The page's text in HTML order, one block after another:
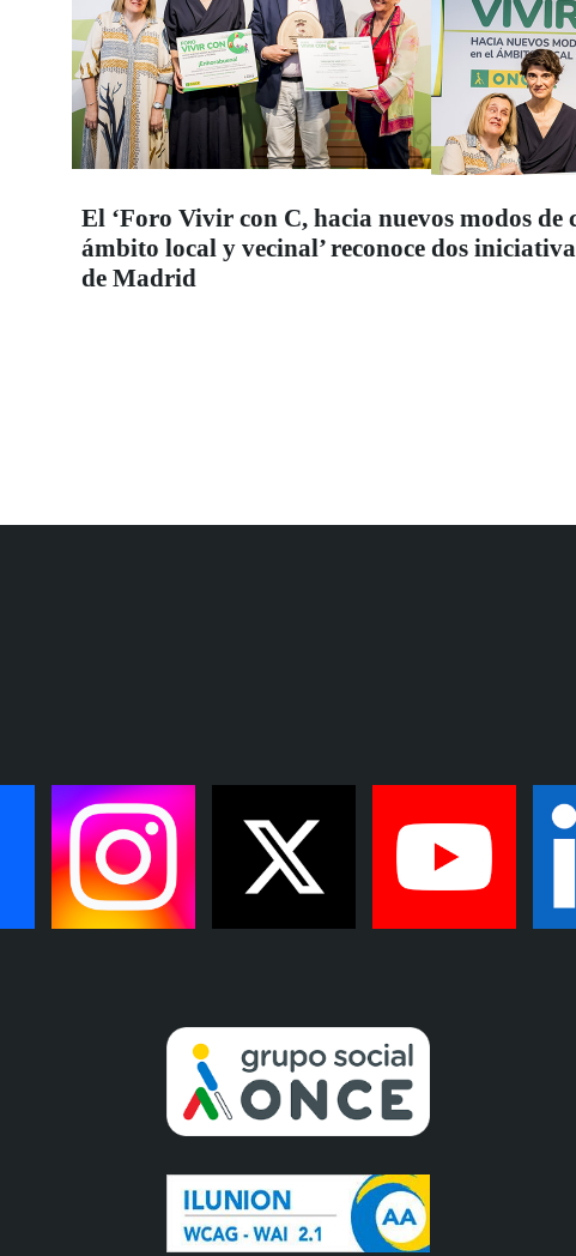
El ‘Foro Vivir con C, hacia nuevos modos de
ámbito local y vecinal’ reconoce dos
de Madrid